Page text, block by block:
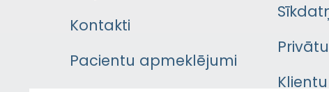
Kontakti
Pacientu apmeklējumi